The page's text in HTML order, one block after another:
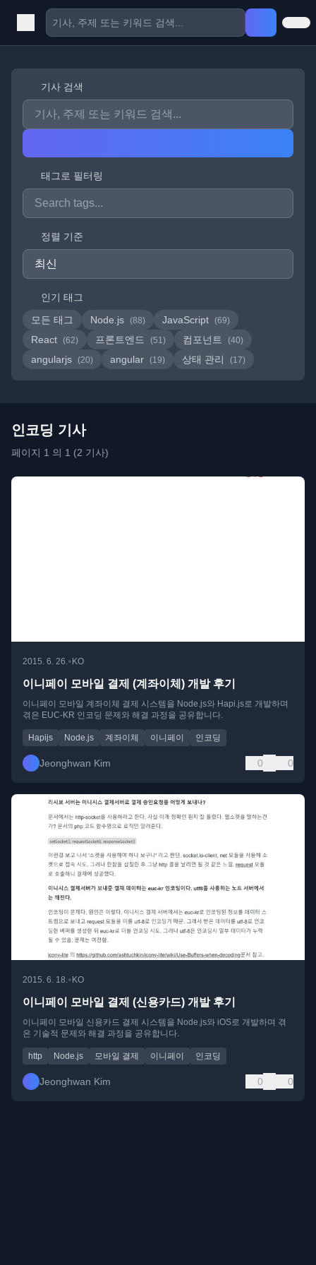
기사 검색
태그로 필터링
정렬 기준
인기 태그
모든 태그
Node.js (88) JavaScript (69)
React (62) 프론트엔드 (51) 컴포넌트 (40)
angularjs (20) angular (19) 상태 관리 (17)
인코딩 기사
페이지 1 의 1 (2 기사)
2015. 6. 26.• KO
이니페이 모바일 결제 (계좌이체) 개발 후기
이니페이 모바일 계좌이체 결제 시스템을 Node.js와 Hapi.js로 개발하며
겪은 EUC-KR 인코딩 문제와 해결 과정을 공유합니다.
Hapijs Node.js 계좌이체 이니페이 인코딩
Jeonghwan Kim 0 0
2015. 6. 18. •KO
이니페이 모바일 결제 (신용카드) 개발 후기
이니페이 모바일 신용카드 결제 시스템을 Node.js와 iOS로 개발하며 겪
은 기술적 문제와 해결 과정을 공유합니다.
http Node.js 모바일 결제 이니페이 인코딩
Jeonghwan Kim 0 0